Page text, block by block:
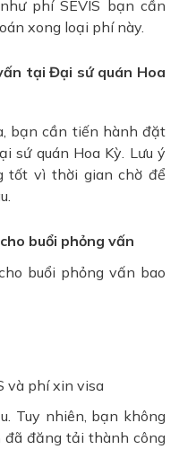
phí SEVIS bạn cần
xong loại phí này.
tại Đại sứ quán Hoa
bạn cần tiến hành đặt
sứ quán Hoa Kỳ. Lưu ý
tốt vì thời gian chờ để
buổi phỏng vấn
buổi phỏng vấn bao
và phí xin visa
Tuy nhiên, bạn không
đăng tải thành công